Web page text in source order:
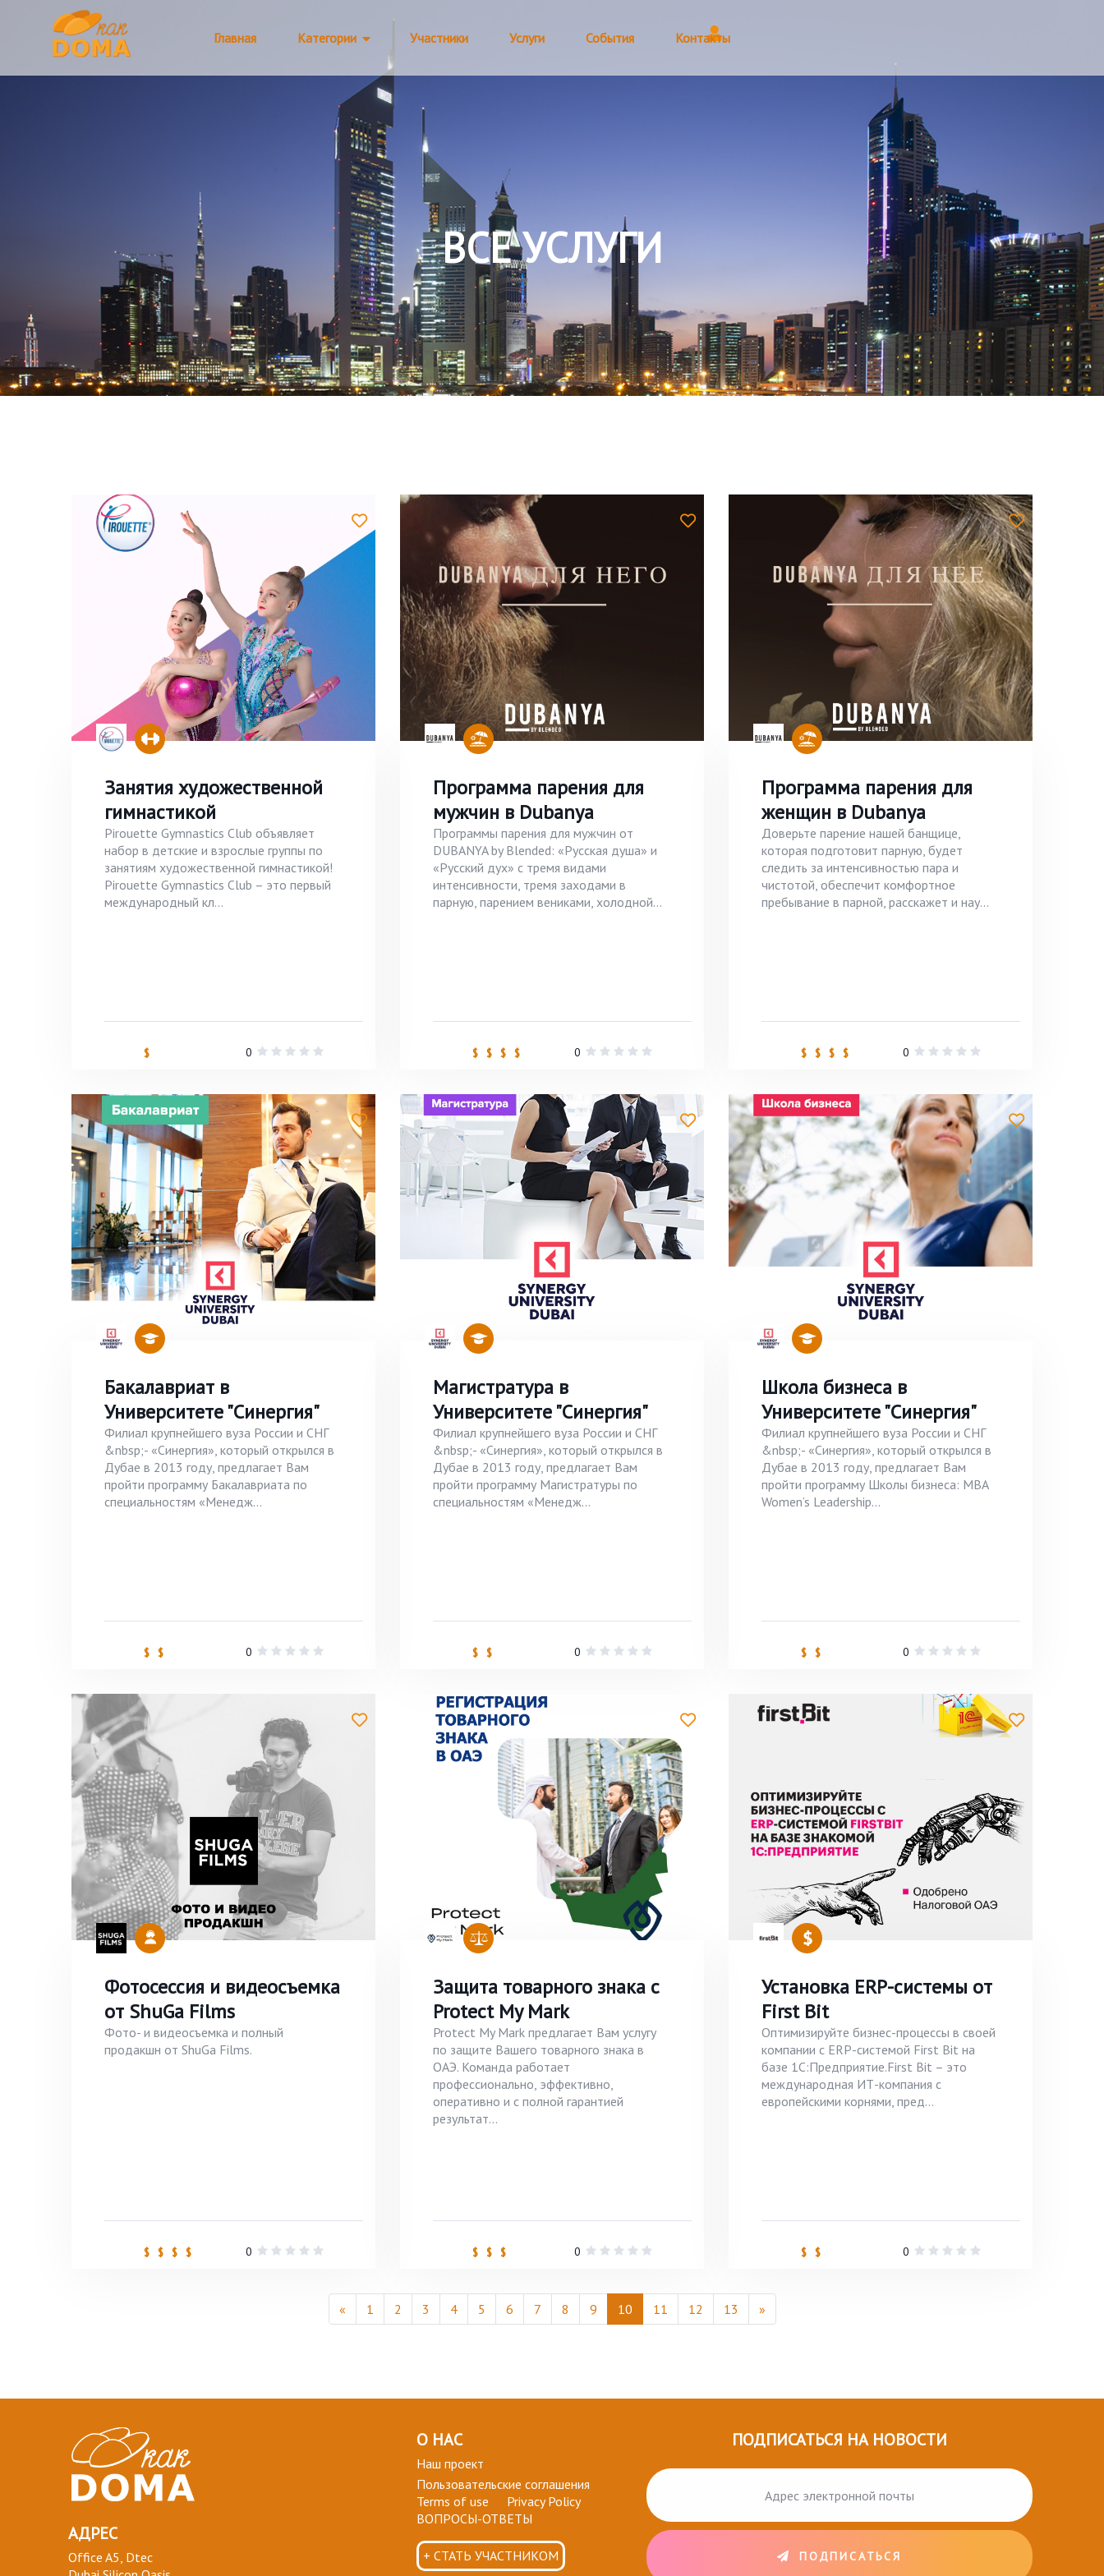
Главная Категории Участники Услуги События Контакты
ВСЕ УСЛУГИ
Занятия художественной
гимнастикой
Pirouette Gymnastics Club объявляет
набор в детские и взрослые группы по
занятиям художественной гимнастикой!
Pirouette Gymnastics Club – это первый
международный кл...
$ 0
Программа парения для
мужчин в Dubanya
Программы парения для мужчин от
DUBANYA by Blended: «Русская душа» и
«Русский дух» с тремя видами
интенсивности, тремя заходами в
парную, парением вениками, холодной...
$ $ $ $ 0
Программа парения для
женщин в Dubanya
Доверьте парение нашей банщице,
которая подготовит парную, будет
следить за интенсивностью пара и
чистотой, обеспечит комфортное
пребывание в парной, расскажет и нау...
$ $ $ $ 0
Бакалавриат в
Университете "Синергия"
Филиал крупнейшего вуза России и СНГ
&nbsp;- «Синергия», который открылся в
Дубае в 2013 году, предлагает Вам
пройти программу Бакалавриата по
специальностям «Менедж...
$ $ 0
Магистратура в
Университете "Синергия"
Филиал крупнейшего вуза России и СНГ
&nbsp;- «Синергия», который открылся в
Дубае в 2013 году, предлагает Вам
пройти программу Магистратуры по
специальностям «Менедж...
$ $ 0
Школа бизнеса в
Университете "Синергия"
Филиал крупнейшего вуза России и СНГ
&nbsp;- «Синергия», который открылся в
Дубае в 2013 году, предлагает Вам
пройти программу Школы бизнеса: MBA
Women’s Leadership...
$ $ 0
Фотосессия и видеосъемка
от ShuGa Films
Фото- и видеосъемка и полный
продакшн от ShuGa Films.
$ $ $ $ 0
Защита товарного знака с
Protect My Mark
Protect My Mark предлагает Вам услугу
по защите Вашего товарного знака в
ОАЭ. Команда работает
профессионально, эффективно,
оперативно и с полной гарантией
результат...
$ $ $ 0
Установка ERP-системы от
First Bit
Оптимизируйте бизнес-процессы в своей
компании с ERP-системой First Bit на
базе 1С:Предприятие.First Bit – это
международная ИТ-компания с
европейскими корнями, пред...
$ $ 0
« 1 2 3 4 5 6 7 8 9 10 11 12 13 »
АДРЕС
Office A5, Dtec
О НАС
Наш проект
Пользовательские соглашения
Terms of use
Privacy Policy
ВОПРОСЫ-ОТВЕТЫ
+ СТАТЬ УЧАСТНИКОМ
ПОДПИСАТЬСЯ НА НОВОСТИ
ПОДПИСАТЬСЯ